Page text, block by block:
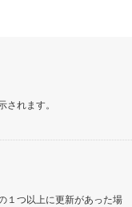
れます。
１つ以上に更新があった場